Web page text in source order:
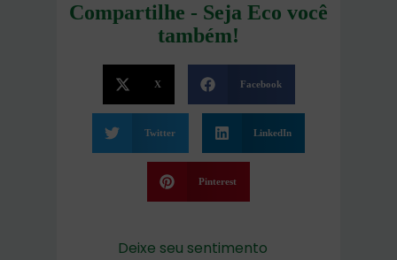
Compartilhe - Seja Eco você
também!
X Facebook
Twitter LinkedIn
Pinterest
Deixe seu sentimento